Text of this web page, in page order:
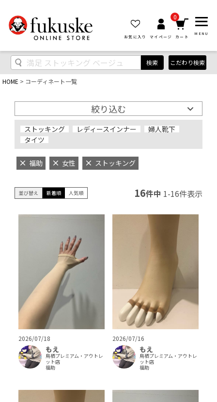
お気に入り マイページ
0
カート
MENU
検索 こだわり検索
HOME コーディネート一覧
絞り込む
ストッキング レディースインナー
婦人靴下
タイツ
福助 女性 ストッキング
並び替え 新着順 人気順 16件中 1-16件表示
2026/07/18
もえ
鳥栖プレミアム・アウトレ
ット店
福助
2026/07/16
もえ
鳥栖プレミアム・アウトレ
ット店
福助